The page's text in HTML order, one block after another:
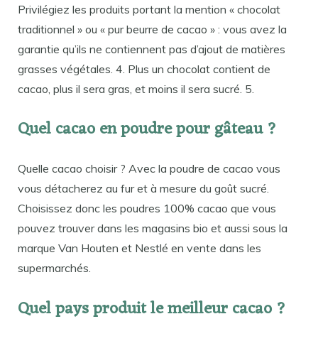
Privilégiez les produits portant la mention « chocolat
traditionnel » ou « pur beurre de cacao » : vous avez la
garantie qu’ils ne contiennent pas d’ajout de matières
grasses végétales. 4. Plus un chocolat contient de
cacao, plus il sera gras, et moins il sera sucré. 5.
Quel cacao en poudre pour gâteau ?
Quelle cacao choisir ? Avec la poudre de cacao vous
vous détacherez au fur et à mesure du goût sucré.
Choisissez donc les poudres 100% cacao que vous
pouvez trouver dans les magasins bio et aussi sous la
marque Van Houten et Nestlé en vente dans les
supermarchés.
Quel pays produit le meilleur cacao ?